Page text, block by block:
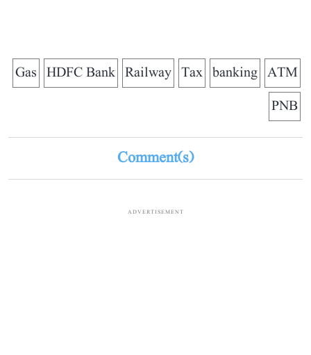
ATM
banking
Tax
Railway
HDFC Bank
Gas
PNB
Comment(s)
ADVERTISEMENT